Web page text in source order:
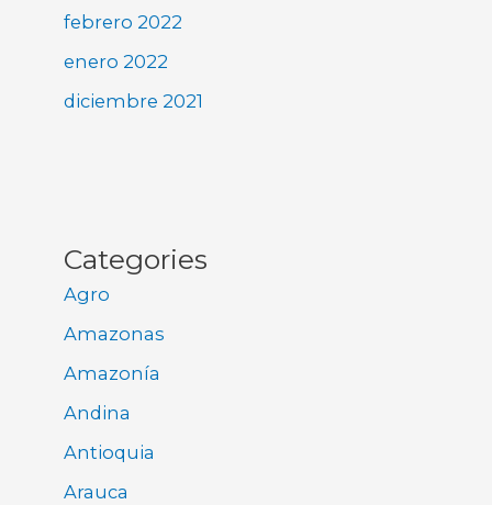
febrero 2022
enero 2022
diciembre 2021
Categories
Agro
Amazonas
Amazonía
Andina
Antioquia
Arauca